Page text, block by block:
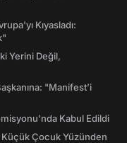
Kıyasladı:
Yerini Değil,
"Manifest’i
Kabul Edildi
Küçük Çocuk Yüzünden